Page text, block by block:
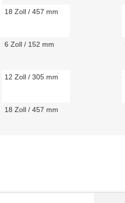
18 Zoll / 457 mm
6 Zoll / 152 mm
12 Zoll / 305 mm
18 Zoll / 457 mm